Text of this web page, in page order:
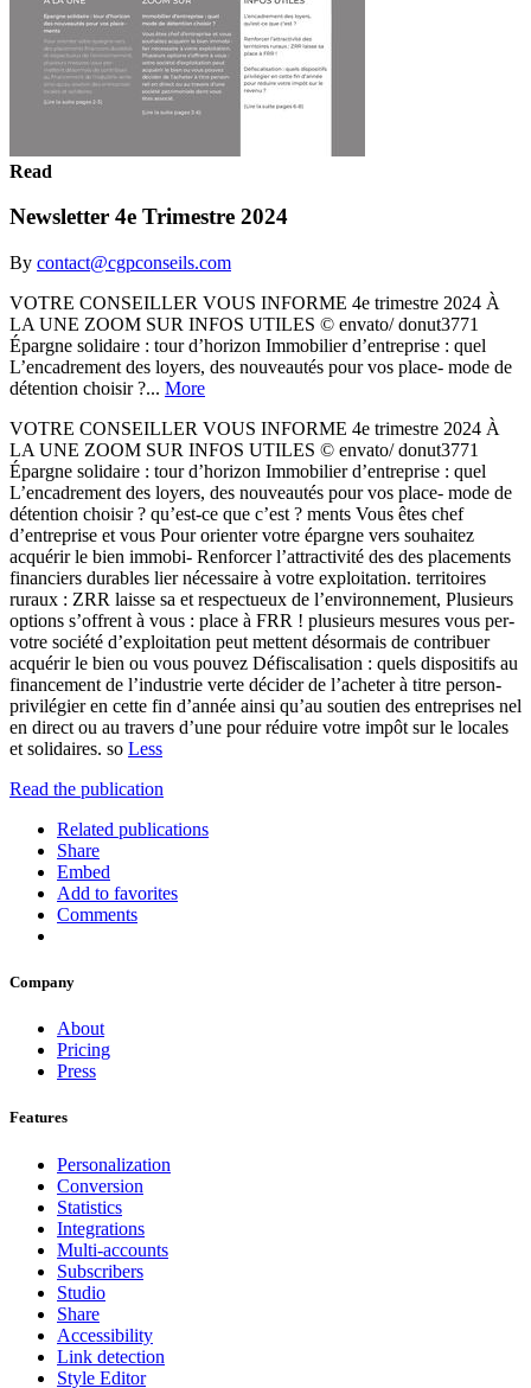
Read
Newsletter 4e Trimestre 2024
By contact@cgpconseils.com
VOTRE CONSEILLER VOUS INFORME 4e trimestre 2024 À
LA UNE ZOOM SUR INFOS UTILES © envato/ donut3771
Épargne solidaire : tour d’horizon Immobilier d’entreprise : quel
L’encadrement des loyers, des nouveautés pour vos place- mode de
détention choisir ?... More
VOTRE CONSEILLER VOUS INFORME 4e trimestre 2024 À
LA UNE ZOOM SUR INFOS UTILES © envato/ donut3771
Épargne solidaire : tour d’horizon Immobilier d’entreprise : quel
L’encadrement des loyers, des nouveautés pour vos place- mode de
détention choisir ? qu’est-ce que c’est ? ments Vous êtes chef
d’entreprise et vous Pour orienter votre épargne vers souhaitez
acquérir le bien immobi- Renforcer l’attractivité des des placements
financiers durables lier nécessaire à votre exploitation. territoires
ruraux : ZRR laisse sa et respectueux de l’environnement, Plusieurs
options s’offrent à vous : place à FRR ! plusieurs mesures vous per-
votre société d’exploitation peut mettent désormais de contribuer
acquérir le bien ou vous pouvez Défiscalisation : quels dispositifs au
financement de l’industrie verte décider de l’acheter à titre person-
privilégier en cette fin d’année ainsi qu’au soutien des entreprises nel
en direct ou au travers d’une pour réduire votre impôt sur le locales
et solidaires. so Less
Read the publication
Related publications
Share
Embed
Add to favorites
Comments
Company
About
Pricing
Press
Features
Personalization
Conversion
Statistics
Integrations
Multi-accounts
Subscribers
Studio
Share
Accessibility
Link detection
Style Editor